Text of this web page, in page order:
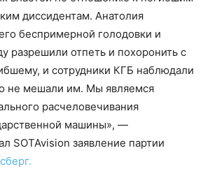
диссидентам. Анатолия
беспримерной голодовки и
разрешили отпеть и похоронить с
и сотрудники КГБ наблюдали
не мешали им. Мы являемся
расчеловечивания
машины», —
SOTAvision заявление партии